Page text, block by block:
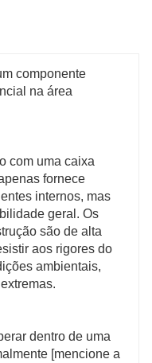
componente
na área
com uma caixa
fornece
internos, mas
geral. Os
são de alta
aos rigores do
ambientais,
dentro de uma
[mencione a